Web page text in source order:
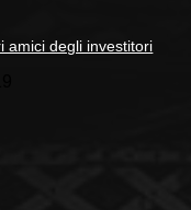
amici degli investitori